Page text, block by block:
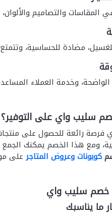
المقاسات والتصاميم
مضادة للحساسية،
وخدمة العملاء
سليب واي على التوفير؟
رائعة للحصول على
ومع هذا الخصم يمكنك الجمع
كوبونات وعروض المتاجرعلى
خصم سليب واي